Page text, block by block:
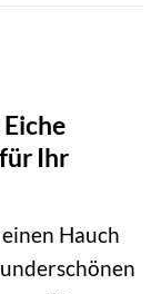
Ihr
Hauch